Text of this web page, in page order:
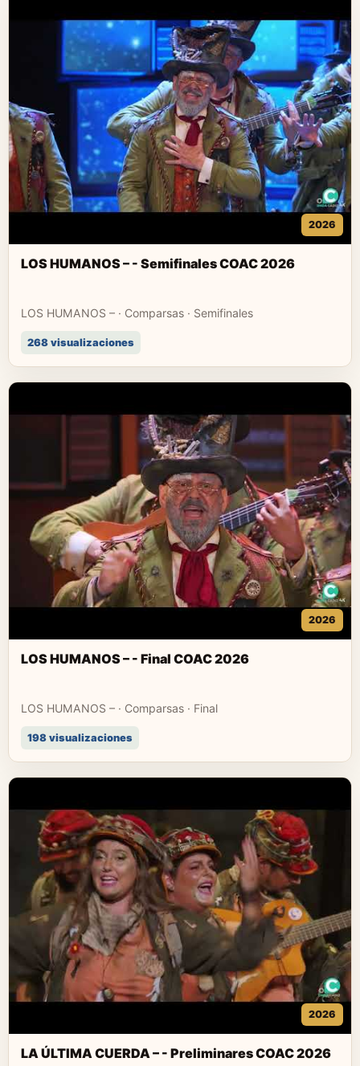
2026
LOS HUMANOS – - Semifinales COAC 2026
LOS HUMANOS – · Comparsas · Semifinales
268 visualizaciones
2026
LOS HUMANOS – - Final COAC 2026
LOS HUMANOS – · Comparsas · Final
198 visualizaciones
2026
LA ÚLTIMA CUERDA – - Preliminares COAC 2026